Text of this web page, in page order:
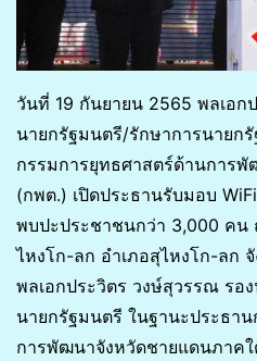
วันที่ 19 กันยายน 2565 พลเอก
นายกรัฐมนตรี/รักษาการนายก
กรรมการยุทธศาสตร์ด้านการ
(กพต.) เปิดประธานรับมอบ
พบปะประชาชนกว่า 3,000 ค
ไหงโก-ลก อำเภอสุไหงโก-ลก
พลเอกประวิตร วงษ์สุวรรณ รอ
นายกรัฐมนตรี ในฐานะประธา
การพัฒนาจังหวัดชายแดนภาค